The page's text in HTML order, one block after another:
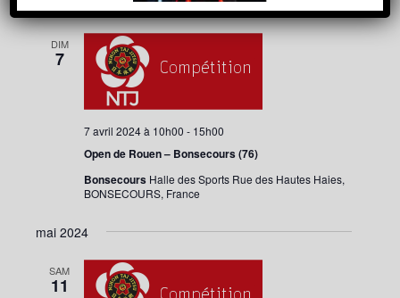
une
date.
DIM
7
Open de Rouen – Bonsecours (76)
7 avril 2024 à 10h00 - 15h00
Bonsecours Halle des Sports Rue des Hautes Haies,
BONSECOURS, France
mai 2024
SAM
11